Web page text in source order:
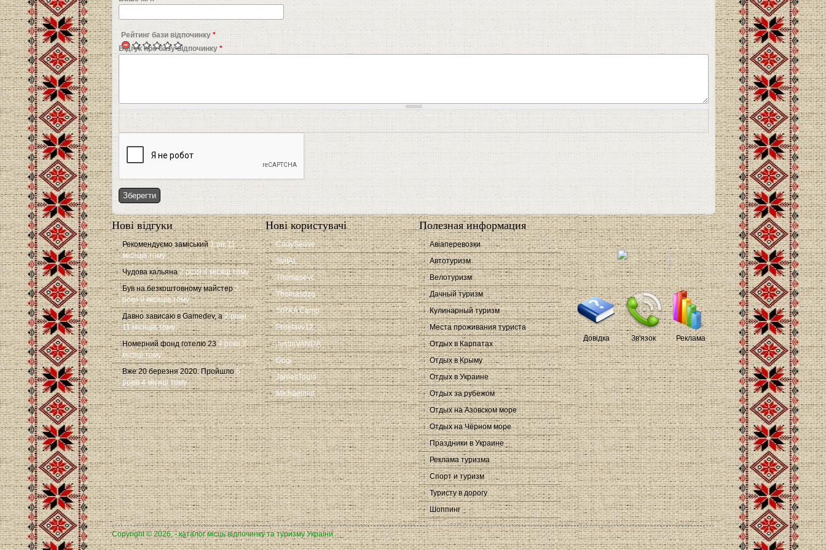
Рейтинг бази відпочинку *
Відгук про базу відпочинку *
Нові відгуки
Рекомендуємо заміський 1 рік 11
місяців тому
Чудова кальяна 2 роки 4 місяці тому
Був на безкоштовному майстер 2
роки 9 місяців тому
Давно зависаю в Gamedev, а 2 роки
11 місяців тому
Номерний фонд готелю 23 4 роки 2
місяці тому
Вже 20 березня 2020. Пройшло 6
років 4 місяці тому
Нові користувачі
CadySeave
SvitAL
Thomasevc
Thomasdzq
SIRKA Camp
Proslavv12
JustinVANDA
Gogi
JamesToula
Michaelmut
Полезная информация
Авіаперевозки
Автотуризм
Велотуризм
Дачный туризм
Кулинарный туризм
Места проживания туриста
Отдых в Карпатах
Отдых в Крыму
Отдых в Украине
Отдых за рубежом
Отдых на Азовском море
Отдых на Чёрном море
Праздники в Украине
Реклама туризма
Спорт и туризм
Туристу в дорогу
Шоппинг
Довідка Зв'язок Реклама
Copyright © 2026, - каталог місць відпочинку та туризму України